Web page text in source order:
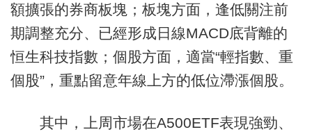
額擴張的券商板塊；板塊方面，逢低關注前
期調整充分、已經形成日線MACD底背離的
恒生科技指數；個股方面，適當“輕指數、重
個股”，重點留意年線上方的低位滯漲個股。
其中，上周市場在A500ETF表現強勁、